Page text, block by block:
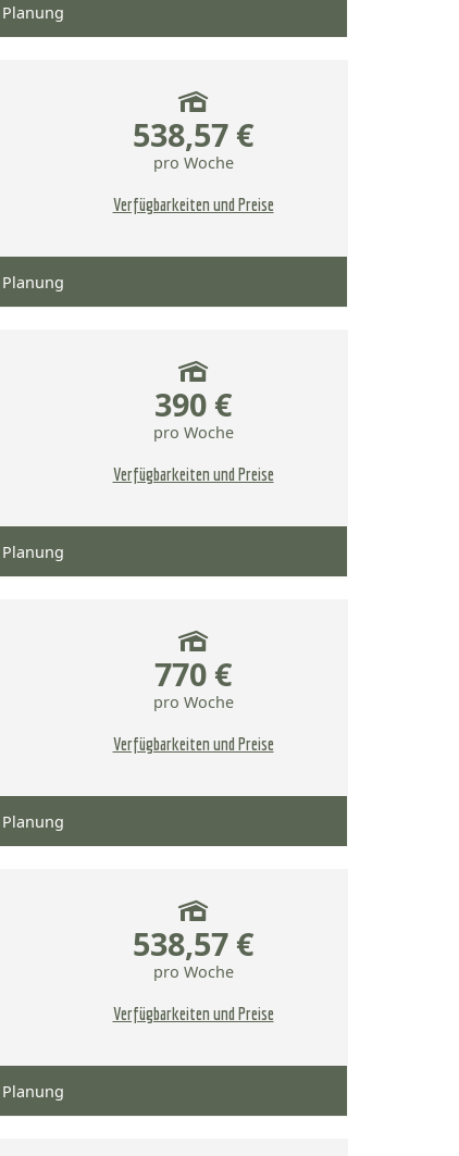
Planung
538,57 €
pro Woche
Verfügbarkeiten und Preise
Planung
390 €
pro Woche
Verfügbarkeiten und Preise
Planung
770 €
pro Woche
Verfügbarkeiten und Preise
Planung
538,57 €
pro Woche
Verfügbarkeiten und Preise
Planung